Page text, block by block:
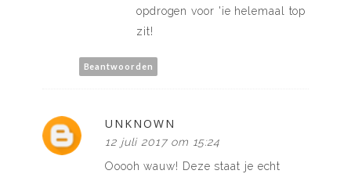
opdrogen voor 'ie helemaal top
zit!
Beantwoorden
UNKNOWN
12 juli 2017 om 15:24
Ooooh wauw! Deze staat je echt